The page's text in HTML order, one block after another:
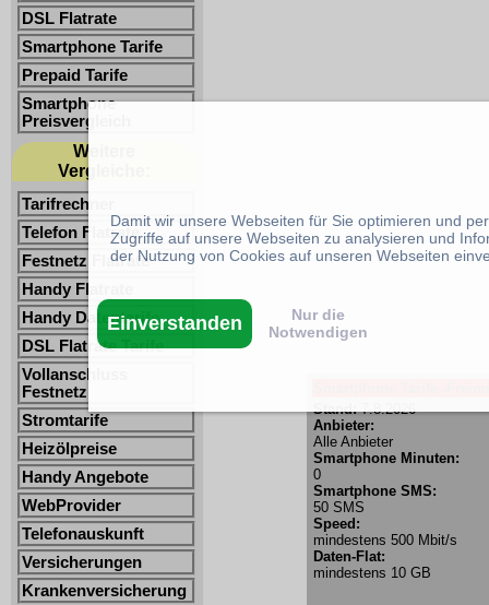
DSL Flatrate
Smartphone Tarife
Prepaid Tarife
Smartphone
Preisvergleich
Weitere
Vergleiche:
Tarifrechner
Telefon Flatrate
Festnetz Flatrate
Handy Flatrate
Handy Datentarife
DSL Flatrate Tarife
Vollanschluss
Festnetz
Stromtarife
Heizölpreise
Handy Angebote
WebProvider
Telefonauskunft
Versicherungen
Krankenversicherung
Stand:7.8.2026
Anbieter:
Alle Anbieter
Smartphone Minuten:
0
Smartphone SMS:
50 SMS
Speed:
mindestens 500 Mbit/s
Daten-Flat:
mindestens 10 GB
Damit wir unsere Webseiten für Sie optimieren und
Zugriffe auf unsere Webseiten zu analysieren und
der Nutzung von Cookies auf unseren Webseiten
Einverstanden
Nur die
Notwendigen